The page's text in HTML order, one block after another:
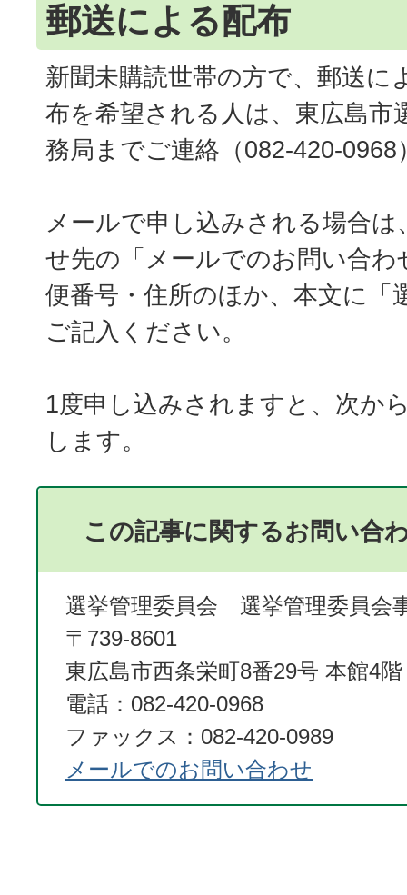
郵送による配布
新聞未購読世帯の方で、郵送に
布を希望される人は、東広島市
務局までご連絡（082-420-
メールで申し込みされる場合
せ先の「メールでのお問い合わ
便番号・住所のほか、本文に「
ご記入ください。
1度申し込みされますと、次か
します。
この記事に関するお問い合
選挙管理委員会 選挙管理委員会
〒739-8601
東広島市西条栄町8番29号 本館4階
電話：082-420-0968
ファックス：082-420-0989
メールでのお問い合わせ